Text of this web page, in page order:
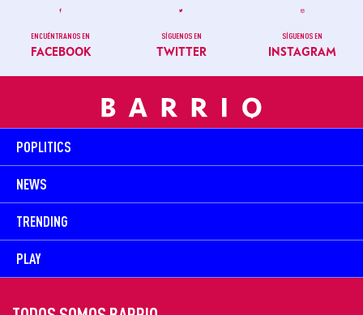
ENCUÉNTRANOS EN
FACEBOOK
SÍGUENOS EN
TWITTER
SÍGUENOS EN
INSTAGRAM
POPLITICS
NEWS
TRENDING
PLAY